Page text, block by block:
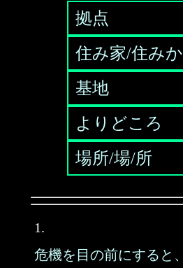
拠点
住み家/住みか
基地
よりどころ
場所/場/所
1.
危機を目の前にすると、